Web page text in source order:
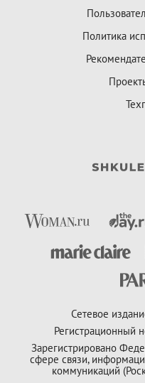
Политика
Сетевое
Зарегистрировано
сфере связи,
коммуникаций